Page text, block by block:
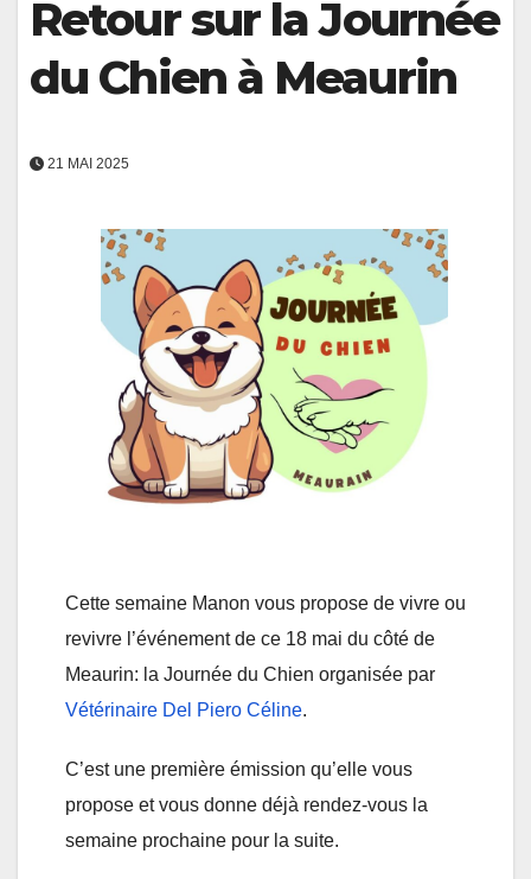
Retour sur la Journée
du Chien à Meaurin
21 MAI 2025
Cette semaine Manon vous propose de vivre ou
revivre l’événement de ce 18 mai du côté de
Meaurin: la Journée du Chien organisée par
Vétérinaire Del Piero Céline.
C’est une première émission qu’elle vous
propose et vous donne déjà rendez-vous la
semaine prochaine pour la suite.